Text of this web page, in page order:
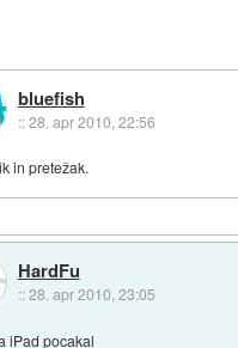
bluefish
::28. apr 2010, 22:56
in pretežak.
HardFu
::28. apr 2010, 23:05
iPad pocakal